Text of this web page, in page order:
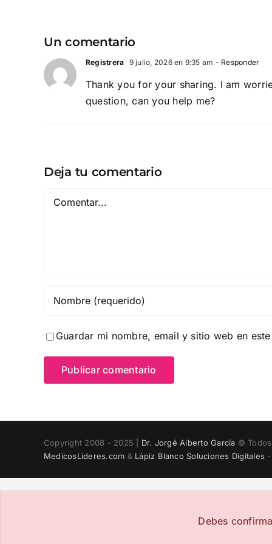
Un comentario
Registrera 9 julio, 2026 en 9:35 am - Responder
Thank you for your sharing. I am
question, can you help me?
Deja tu comentario
Comentar
Guardar mi nombre, email y sitio web en
Copyright 2008 - 2025 | Dr. Jorgé Alberto García ©
MedicosLideres.com & Lápiz Blanco Soluciones Digitales -
Debes